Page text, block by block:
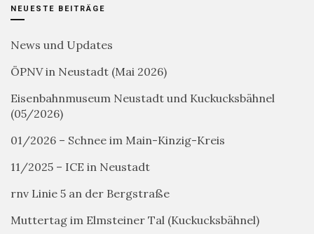
NEUESTE BEITRÄGE
News und Updates
ÖPNV in Neustadt (Mai 2026)
Eisenbahnmuseum Neustadt und Kuckucksbähnel
(05/2026)
01/2026 – Schnee im Main-Kinzig-Kreis
11/2025 – ICE in Neustadt
rnv Linie 5 an der Bergstraße
Muttertag im Elmsteiner Tal (Kuckucksbähnel)